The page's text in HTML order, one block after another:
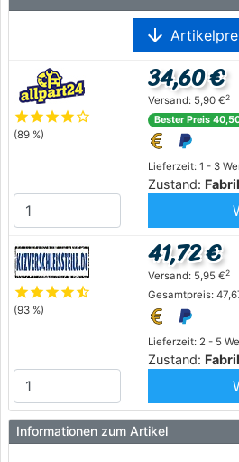
arrow_downward
starstarstarstarstar_outline
(89 %)
Lieferzeit: 1 - 3
Zustand:
34,60 €
Versand: 5,90 €2
Bester Preis
starstarstarstarstar_half
(93 %)
Lieferzeit: 2 - 5
Zustand:
41,72 €
Versand: 5,95 €2
Gesamtpreis:
Informationen zum Artikel